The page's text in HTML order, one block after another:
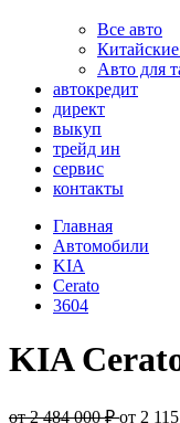
Все авто
Авто для
автокредит
директ
выкуп
трейд ин
сервис
контакты
Главная
Автомобили
KIA
Cerato
3604
KIA
от 2 484 000 ₽от 2